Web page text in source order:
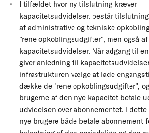
I tilfældet hvor ny tilslutning kræver
kapacitetsudvidelser, består
af administrative og tekniske
"rene opkoblingsudgifter", men også
kapacitetsudvidelser. Når adgang til
giver anledning til
infrastrukturen vælge at lade
dække de "rene opkoblingsudgifter",
brugerne af den nye kapacitet betale
udvidelsen over abonnementet. I
nye brugere både betale abonnement